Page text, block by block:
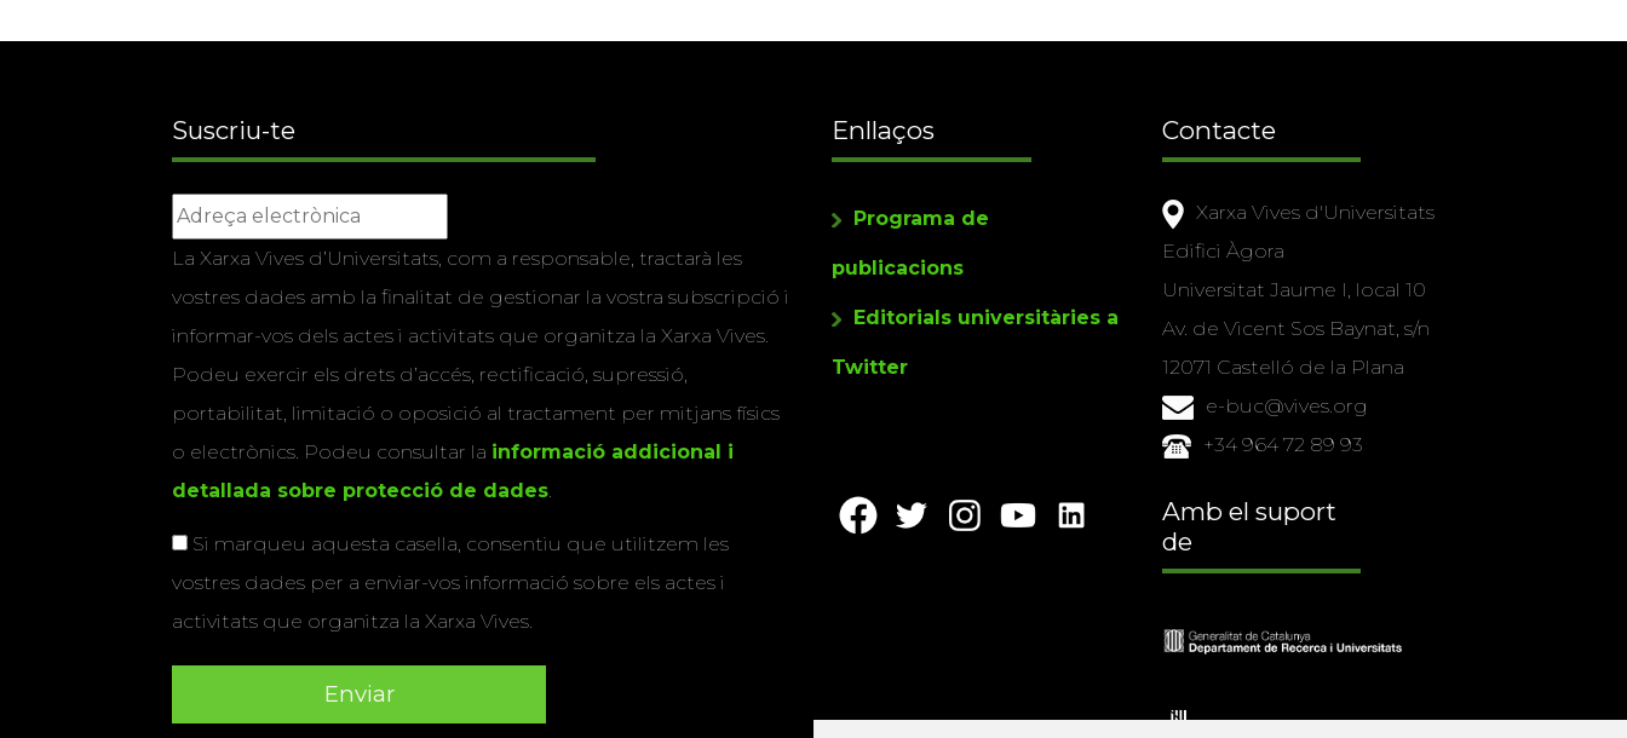
Suscriu-te
La Xarxa Vives d’Universitats, com a responsable, tractarà les
vostres dades amb la finalitat de gestionar la vostra subscripció i
informar-vos dels actes i activitats que organitza la Xarxa Vives.
Podeu exercir els drets d’accés, rectificació, supressió,
portabilitat, limitació o oposició al tractament per mitjans físics
o electrònics. Podeu consultar la informació addicional i
detallada sobre protecció de dades.
Si marqueu aquesta casella, consentiu que utilitzem les
vostres dades per a enviar-vos informació sobre els actes i
activitats que organitza la Xarxa Vives.
Enllaços
Programa de
publicacions
Editorials universitàries a
Twitter
Contacte
Xarxa Vives d'Universitats
Edifici Àgora
Universitat Jaume I, local 10
Av. de Vicent Sos Baynat, s/n
12071 Castelló de la Plana
e-buc@vives.org
+34 964 72 89 93
Amb el suport
de